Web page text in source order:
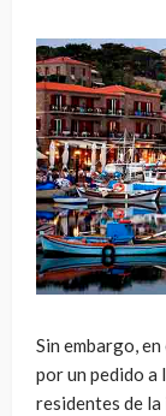
Sin embargo,
por un pedido a
residentes de